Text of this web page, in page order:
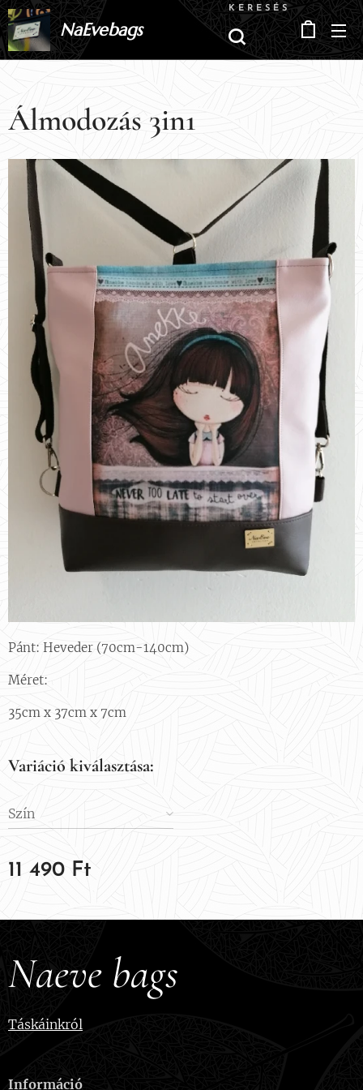
NaEvebags
KERESÉS
Álmodozás 3in1
Pánt: Heveder (70cm-140cm)
Méret:
35cm x 37cm x 7cm
Variáció kiválasztása:
Szín
11 490 Ft
Naeve bags
Táskáinkról
Információ